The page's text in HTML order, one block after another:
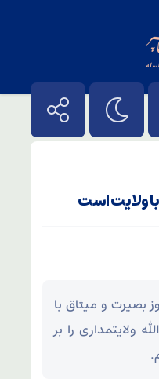
اینکه ۹ دی روز بصیرت و میثاق با
ولایتمداری را بر